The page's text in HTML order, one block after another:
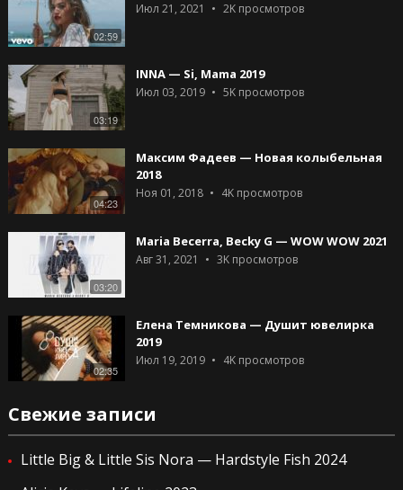
02:59
Июл 21, 2021 2Kпросмотров
03:19
INNA — Si, Mama 2019
Июл 03, 2019 5Kпросмотров
04:23
Максим Фадеев — Новая колыбельная
2018
Ноя 01, 2018 4Kпросмотров
03:20
Maria Becerra, Becky G — WOW WOW 2021
Авг 31, 2021 3Kпросмотров
02:35
Елена Темникова — Душит ювелирка
2019
Июл 19, 2019 4Kпросмотров
Свежие записи
Little Big & Little Sis Nora — Hardstyle Fish 2024